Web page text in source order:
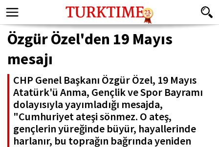
Özgür Özel'den 19 Mayıs
mesajı
CHP Genel Başkanı Özgür Özel, 19 Mayıs
Atatürk'ü Anma, Gençlik ve Spor Bayramı
dolayısıyla yayımladığı mesajda,
"Cumhuriyet ateşi sönmez. O ateş,
gençlerin yüreğinde büyür, hayallerinde
harlanır, bu toprağın bağrında yeniden